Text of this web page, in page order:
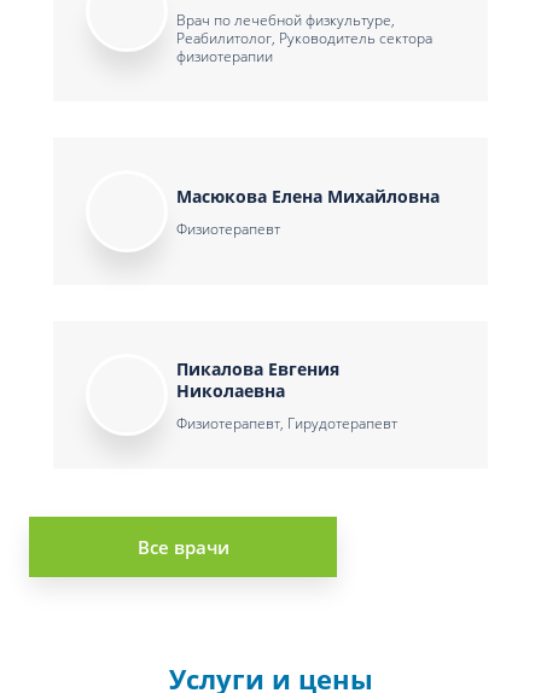
Врач по лечебной физкультуре,
Реабилитолог, Руководитель сектора
физиотерапии
Масюкова Елена Михайловна
Физиотерапевт
Пикалова Евгения
Николаевна
Физиотерапевт, Гирудотерапевт
Все врачи
Услуги и цены